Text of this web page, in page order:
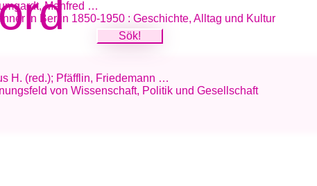
Manfred …
in Berlin 1850-1950 : Geschichte, Alltag und Kultur
H. (red.); Pfäfflin, Friedemann …
von Wissenschaft, Politik und Gesellschaft